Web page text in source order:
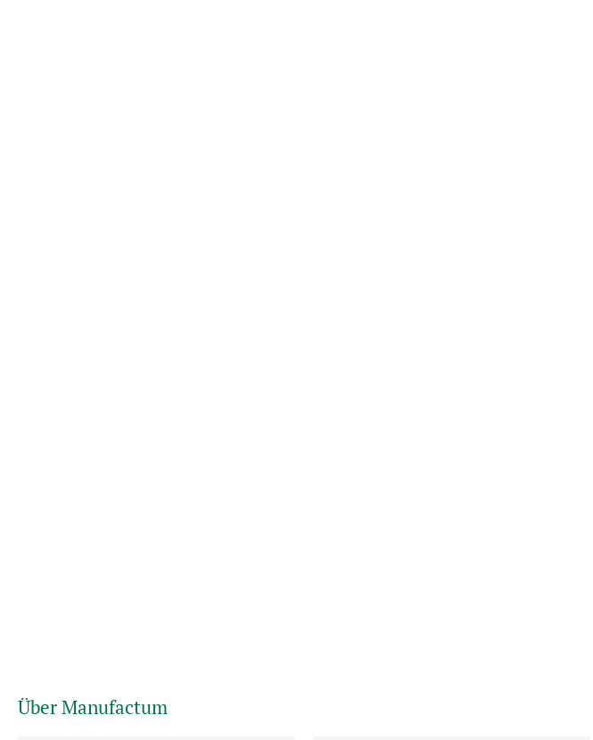
Über Manufactum